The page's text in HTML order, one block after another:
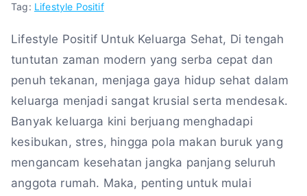
Tag: Lifestyle Positif
Lifestyle Positif Untuk Keluarga Sehat, Di tengah
tuntutan zaman modern yang serba cepat dan
penuh tekanan, menjaga gaya hidup sehat dalam
keluarga menjadi sangat krusial serta mendesak.
Banyak keluarga kini berjuang menghadapi
kesibukan, stres, hingga pola makan buruk yang
mengancam kesehatan jangka panjang seluruh
anggota rumah. Maka, penting untuk mulai